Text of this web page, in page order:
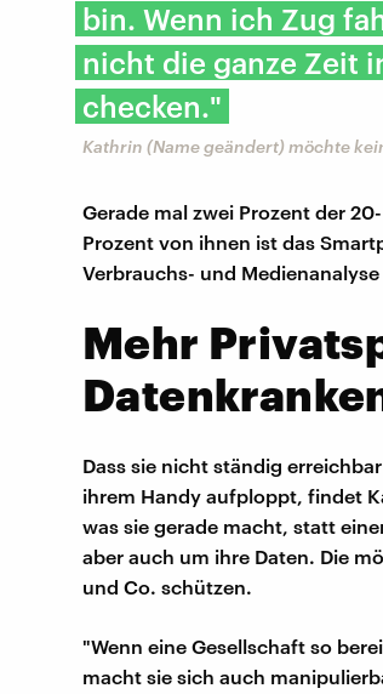
bin. Wenn ich Zug
nicht die ganze Zeit
checken."
Kathrin (Name geändert) möchte
Gerade mal zwei Prozent der
Prozent von ihnen ist das
Verbrauchs- und
Mehr
Dass sie nicht ständig
ihrem Handy aufploppt, findet
was sie gerade macht, statt
aber auch um ihre Daten. Die
und Co. schützen.
"Wenn eine Gesellschaft so
macht sie sich auch